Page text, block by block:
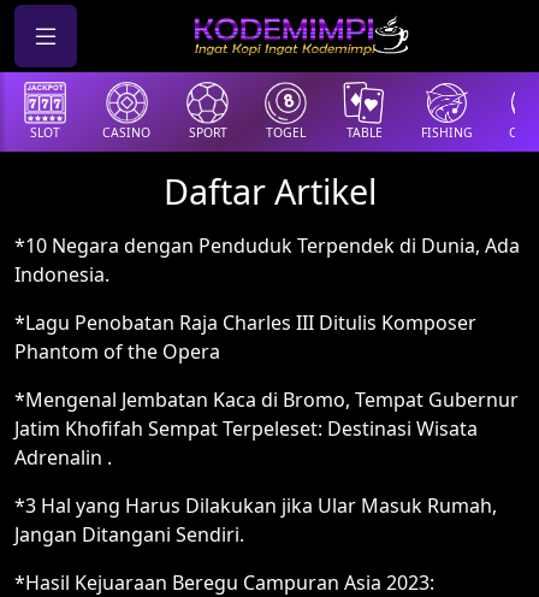
SLOT CASINO SPORT TOGEL TABLE FISHING
Daftar Artikel
*10 Negara dengan Penduduk Terpendek di Dunia, Ada
Indonesia.
*Lagu Penobatan Raja Charles III Ditulis Komposer
Phantom of the Opera
*Mengenal Jembatan Kaca di Bromo, Tempat Gubernur
Jatim Khofifah Sempat Terpeleset: Destinasi Wisata
Adrenalin .
*3 Hal yang Harus Dilakukan jika Ular Masuk Rumah,
Jangan Ditangani Sendiri.
*Hasil Kejuaraan Beregu Campuran Asia 2023: